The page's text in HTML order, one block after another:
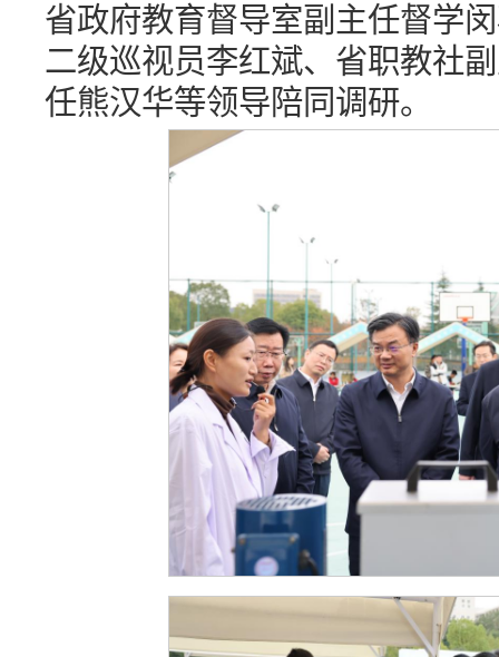
省政府教育督导室副主任督学
二级巡视员李红斌、省职教社
任熊汉华等领导陪同调研。